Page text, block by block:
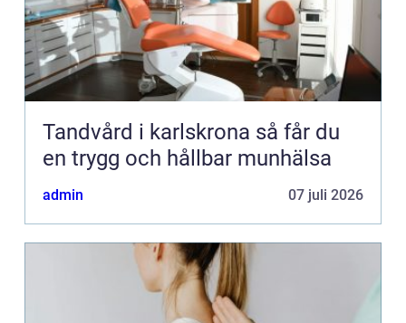
Tandvård i karlskrona så får du
en trygg och hållbar munhälsa
admin 07 juli 2026